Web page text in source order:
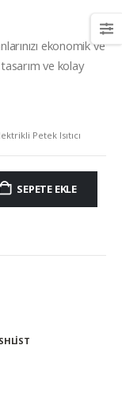
ekonomik ve
ve kolay
Petek Isıtıcı
SEPETE EKLE